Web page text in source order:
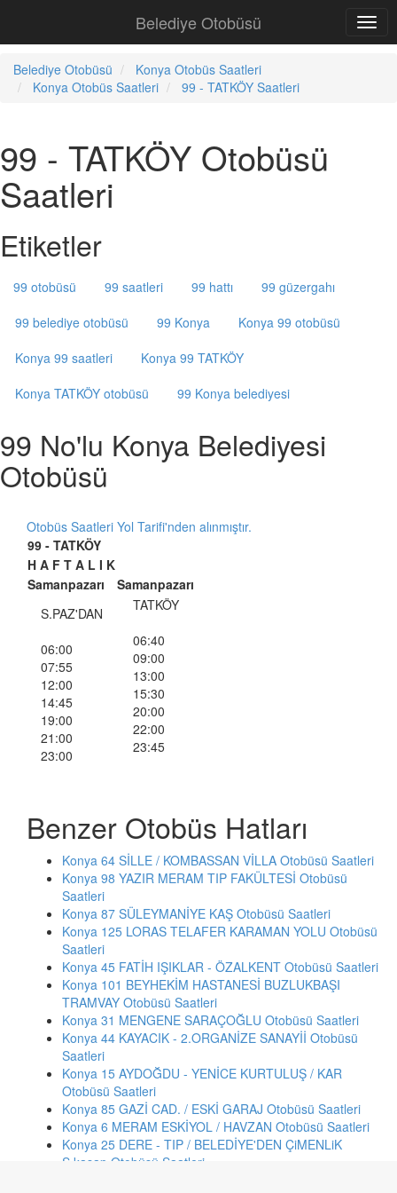
Belediye Otobüsü
Belediye Otobüsü
Konya Otobüs Saatleri
Konya Otobüs Saatleri
99 - TATKÖY Saatleri
99 - TATKÖY Otobüsü
Saatleri
Etiketler
99 otobüsü 99 saatleri 99 hattı
99 güzergahı
99 belediye otobüsü
99 Konya
Konya 99 otobüsü
Konya 99 saatleri
Konya 99 TATKÖY
Konya TATKÖY otobüsü
99 Konya belediyesi
99 No'lu Konya Belediyesi
Otobüsü
Otobüs Saatleri Yol Tarifi'nden alınmıştır.
99 - TATKÖY
H A F T A L I K
Samanpazarı
Samanpazarı
S.PAZ'DAN
06:00
07:55
12:00
14:45
19:00
21:00
23:00
TATKÖY
06:40
09:00
13:00
15:30
20:00
22:00
23:45
Benzer Otobüs Hatları
Konya 64 SİLLE / KOMBASSAN VİLLA Otobüsü Saatleri
Konya 98 YAZIR MERAM TIP FAKÜLTESİ Otobüsü
Saatleri
Konya 87 SÜLEYMANİYE KAŞ Otobüsü Saatleri
Konya 125 LORAS TELAFER KARAMAN YOLU Otobüsü
Saatleri
Konya 45 FATİH IŞIKLAR - ÖZALKENT Otobüsü Saatleri
Konya 101 BEYHEKİM HASTANESİ BUZLUKBAŞI
TRAMVAY Otobüsü Saatleri
Konya 31 MENGENE SARAÇOĞLU Otobüsü Saatleri
Konya 44 KAYACIK - 2.ORGANİZE SANAYİİ Otobüsü
Saatleri
Konya 15 AYDOĞDU - YENİCE KURTULUŞ / KAR
Otobüsü Saatleri
Konya 85 GAZİ CAD. / ESKİ GARAJ Otobüsü Saatleri
Konya 6 MERAM ESKİYOL / HAVZAN Otobüsü Saatleri
Konya 25 DERE - TIP / BELEDİYE'DEN ÇiMENLiK
S.kasap Otobüsü Saatleri